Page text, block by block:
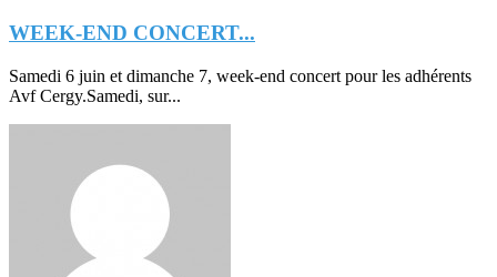
WEEK-END CONCERT...
Samedi 6 juin et dimanche 7, week-end concert pour les adhérents
Avf Cergy.Samedi, sur...